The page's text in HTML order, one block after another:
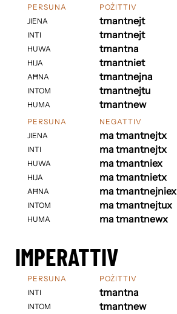
PERSUNA
JIENA
INTI
HUWA
HIJA
AĦNA
INTOM
HUMA
POŻITTIV
tmantnejt
tmantnejt
tmantna
tmantniet
tmantnejna
tmantnejtu
tmantnew
PERSUNA
JIENA
INTI
HUWA
HIJA
AĦNA
INTOM
HUMA
NEGATTIV
ma tmantnejtx
ma tmantnejtx
ma tmantniex
ma tmantnietx
ma tmantnejniex
ma tmantnejtux
ma tmantnewx
IMPERATTIV
PERSUNA
INTI
INTOM
POŻITTIV
tmantna
tmantnew